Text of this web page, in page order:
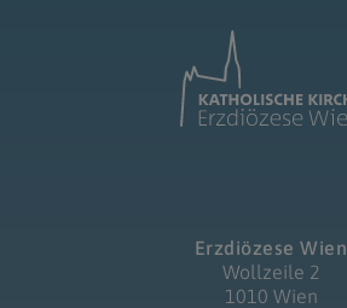
Erzdiözese Wien
Wollzeile 2
1010 Wien